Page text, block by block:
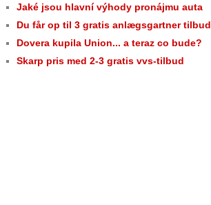
Jaké jsou hlavní výhody pronájmu auta
Du får op til 3 gratis anlægsgartner tilbud
Dovera kupila Union... a teraz co bude?
Skarp pris med 2-3 gratis vvs-tilbud